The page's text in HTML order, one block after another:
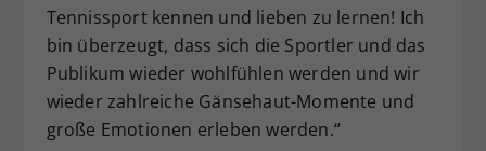
Tennissport kennen und lieben zu lernen! Ich
bin überzeugt, dass sich die Sportler und das
Publikum wieder wohlfühlen werden und wir
wieder zahlreiche Gänsehaut-Momente und
große Emotionen erleben werden.“